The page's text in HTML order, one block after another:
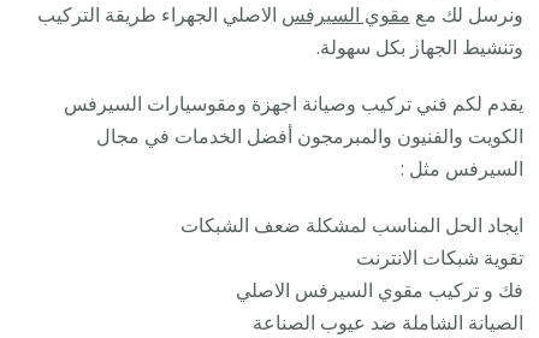
ونرسل لك مع مقوي السيرفس الاصلي الجهراء طريقة التركيب
وتنشيط الجهاز بكل سهولة.
يقدم لكم فني تركيب وصيانة اجهزة ومقوسيارات السيرفس
الكويت والفنيون والمبرمجون أفضل الخدمات في مجال
السيرفس مثل :
ايجاد الحل المناسب لمشكلة ضعف الشبكات
تقوية شبكات الانترنت
فك و تركيب مقوي السيرفس الاصلي
الصيانة الشاملة ضد عيوب الصناعة